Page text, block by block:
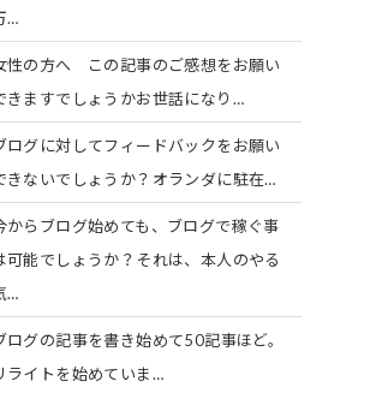
…
性の方へ この記事のご感想をお願い
きますでしょうかお世話になり…
ログに対してフィードバックをお願い
きないでしょうか？オランダに駐在…
からブログ始めても、ブログで稼ぐ事
可能でしょうか？それは、本人のやる
…
ログの記事を書き始めて50記事ほど。
ライトを始めていま…